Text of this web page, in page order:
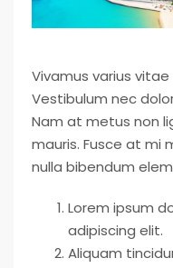
Vivamus varius
Vestibulum nec
Nam at metus non
mauris. Fusce at mi
nulla bibendum
Lorem ipsum
adipiscing elit.
Aliquam